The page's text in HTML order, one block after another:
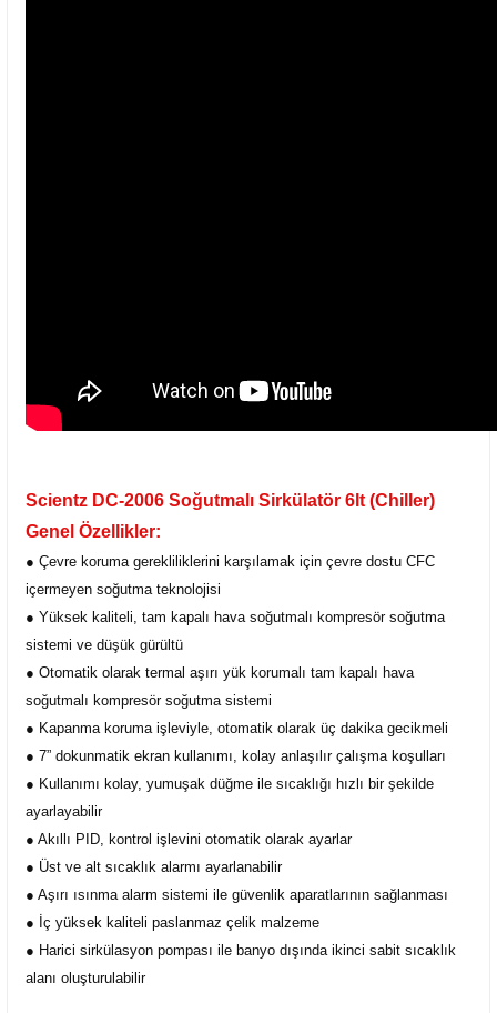
Scientz DC-2006 Soğutmalı Sirkülatör 6lt (Chiller)
Genel Özellikler:
● Çevre koruma gerekliliklerini karşılamak için çevre dostu CFC
içermeyen soğutma teknolojisi
● Yüksek kaliteli, tam kapalı hava soğutmalı kompresör soğutma
sistemi ve düşük gürültü
● Otomatik olarak termal aşırı yük korumalı tam kapalı hava
soğutmalı kompresör soğutma sistemi
● Kapanma koruma işleviyle, otomatik olarak üç dakika gecikmeli
● 7” dokunmatik ekran kullanımı, kolay anlaşılır çalışma koşulları
● Kullanımı kolay, yumuşak düğme ile sıcaklığı hızlı bir şekilde
ayarlayabilir
● Akıllı PID, kontrol işlevini otomatik olarak ayarlar
● Üst ve alt sıcaklık alarmı ayarlanabilir
● Aşırı ısınma alarm sistemi ile güvenlik aparatlarının sağlanması
● İç yüksek kaliteli paslanmaz çelik malzeme
● Harici sirkülasyon pompası ile banyo dışında ikinci sabit sıcaklık
alanı oluşturulabilir